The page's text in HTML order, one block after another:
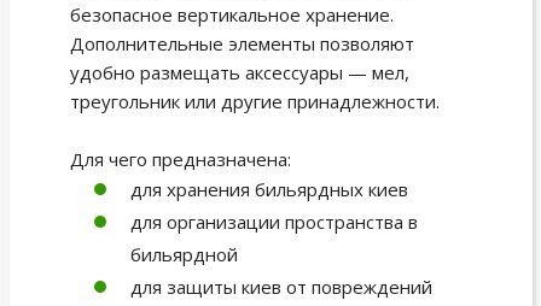
безопасное вертикальное хранение.
Дополнительные элементы позволяют
удобно размещать аксессуары — мел,
треугольник или другие принадлежности.
Для чего предназначена:
для хранения бильярдных киев
для организации пространства в
бильярдной
для защиты киев от повреждений